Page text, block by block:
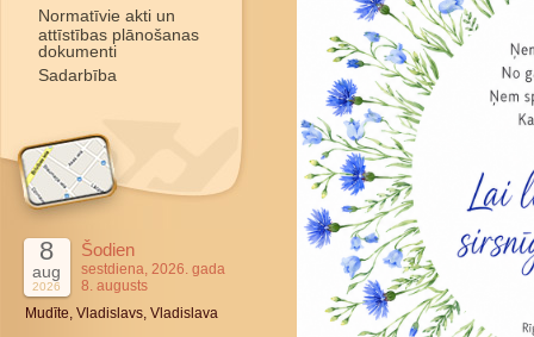
Normatīvie akti un
attīstības plānošanas
dokumenti
Sadarbība
8
aug
2026
Šodien
sestdiena, 2026. gada
8. augusts
Mudīte, Vladislavs, Vladislava